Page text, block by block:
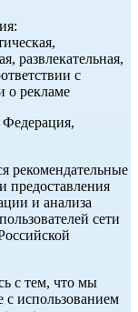
развлекательная,
с
о рекламе
Федерация,
рекомендательные
предоставления
и анализа
сети
с тем, что мы
использованием